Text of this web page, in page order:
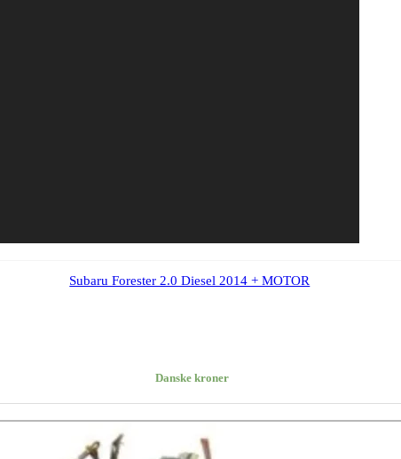
Subaru Forester 2.0 Diesel 2014 + MOTOR
Danske kroner